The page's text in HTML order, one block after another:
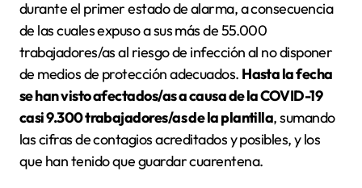
durante el primer estado de alarma, a consecuencia
de las cuales expuso a sus más de 55.000
trabajadores/as al riesgo de infección al no disponer
de medios de protección adecuados. Hasta la fecha
se han visto afectados/as a causa de la COVID-19
casi 9.300 trabajadores/as de la plantilla, sumando
las cifras de contagios acreditados y posibles, y los
que han tenido que guardar cuarentena.